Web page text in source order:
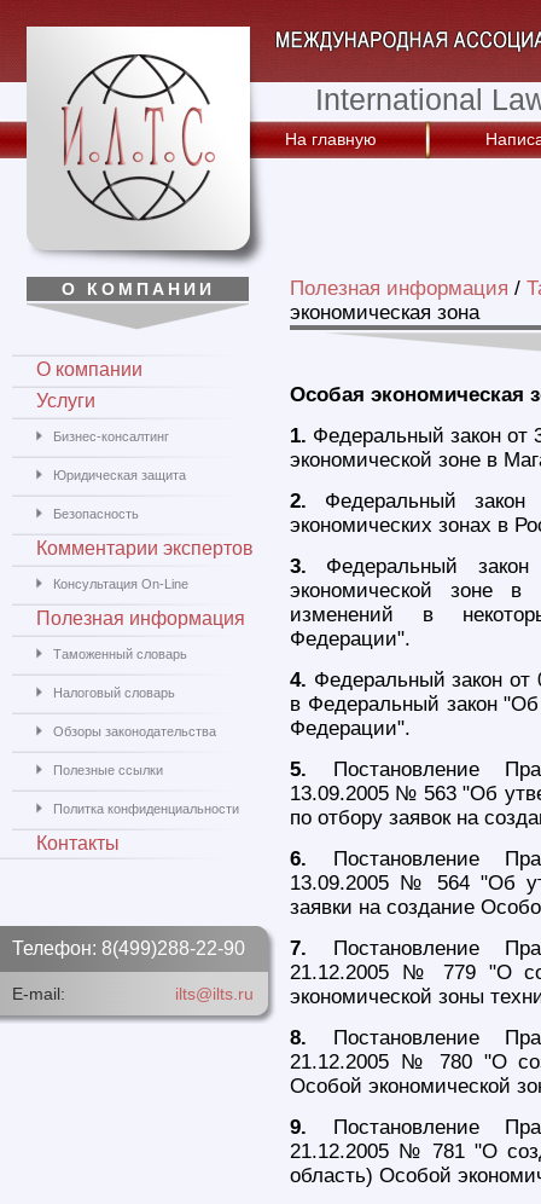
International
На главную
Полезная информация /
экономическая зона
Особая экономическая
1. Федеральный закон
экономической зоне в
2. Федеральный
экономических зонах в
3. Федеральный
экономической зоне в
изменений в
Федерации".
4. Федеральный закон
в Федеральный закон
Федерации".
5. Постановление
13.09.2005 № 563 "Об
по отбору заявок на
6. Постановление
13.09.2005 № 564 "Об
заявки на создание
7. Постановление
21.12.2005 № 779 "О
экономической зоны
8. Постановление
21.12.2005 № 780 "О
Особой экономической
9. Постановление
21.12.2005 № 781 "О
область) Особой
О КОМПАНИИ
О компании
Услуги
Бизнес-консалтинг
Юридическая защита
Безопасность
Комментарии экспертов
Консультация On-Line
Полезная информация
Таможенный словарь
Налоговый словарь
Обзоры законодательства
Полезные ссылки
Политка конфиденциальности
Контакты
Телефон: 8(499)288-22-90
E-mail: ilts@ilts.ru